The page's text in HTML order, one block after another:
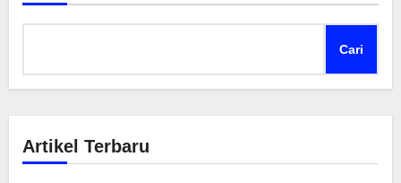
Cari
Artikel Terbaru